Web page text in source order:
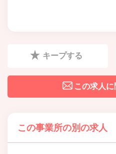
キープする
この求人
この事業所の別の求人